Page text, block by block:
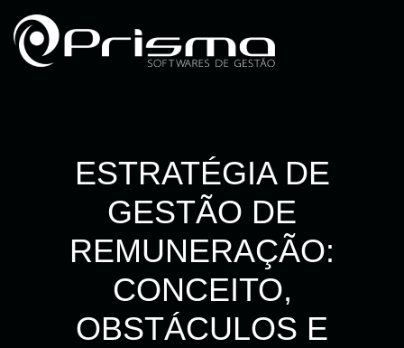
ESTRATÉGIA DE
GESTÃO DE
REMUNERAÇÃO:
CONCEITO,
OBSTÁCULOS E